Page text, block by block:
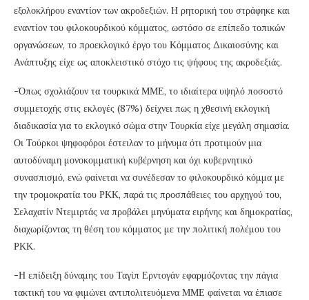
εξολοκλήρου εναντίον των ακροδεξιών. Η ρητορική του στράφηκε και
εναντίον του φιλοκουρδικού κόμματος, ωστόσο σε επίπεδο τοπικών
οργανώσεων, το προεκλογικό έργο του Κόμματος Δικαιοσύνης και
Ανάπτυξης είχε ως αποκλειστικό στόχο τις ψήφους της ακροδεξιάς.
-Όπως σχολιάζουν τα τουρκικά ΜΜΕ, το ιδιαίτερα υψηλό ποσοστό
συμμετοχής στις εκλογές (87%) δείχνει πως η χθεσινή εκλογική
διαδικασία για το εκλογικό σώμα στην Τουρκία είχε μεγάλη σημασία.
Οι Τούρκοι ψηφοφόροι έστειλαν το μήνυμα ότι προτιμούν μια
αυτοδύναμη μονοκομματική κυβέρνηση και όχι κυβερνητικό
συνασπισμό, ενώ φαίνεται να συνέδεσαν το φιλοκουρδικό κόμμα με
την τρομοκρατία του ΡΚΚ, παρά τις προσπάθειες του αρχηγού του,
Σελαχατίν Ντεμιρτάς να προβάλει μηνύματα ειρήνης και δημοκρατίας,
διαχωρίζοντας τη θέση του κόμματος με την πολιτική πολέμου του
ΡΚΚ.
-Η επίδειξη δύναμης του Ταγίπ Ερντογάν εφαρμόζοντας την πάγια
τακτική του να φιμώνει αντιπολιτευόμενα ΜΜΕ φαίνεται να έπιασε